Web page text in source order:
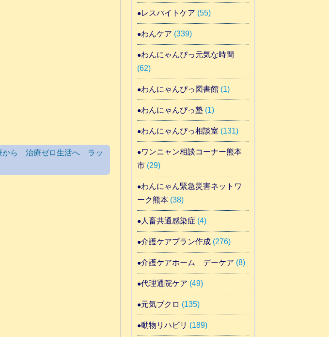
から 治療ゼロ生活へ ラッ
レスパイトケア (55)
わんケア (339)
わんにゃんぴっ元気な時間
(62)
わんにゃんぴっ図書館(1)
わんにゃんぴっ塾(1)
わんにゃんぴっ相談室 (131)
ワンニャン相談コーナー熊本
市(29)
わんにゃん緊急災害ネットワ
ーク熊本(38)
人畜共通感染症 (4)
介護ケアプラン作成(276)
介護ケアホーム デーケア (8)
代理通院ケア (49)
元気ブクロ (135)
動物リハビリ (189)